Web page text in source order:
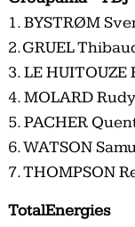
1. BYSTRØM
2. GRUEL
3. LE HUITOUZE
4. MOLARD Rudy
5. PACHER
6. WATSON
7. THOMPSON
TotalEnergies